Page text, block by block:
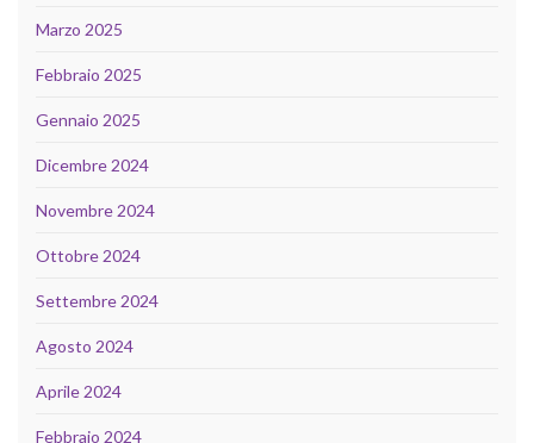
Marzo 2025
Febbraio 2025
Gennaio 2025
Dicembre 2024
Novembre 2024
Ottobre 2024
Settembre 2024
Agosto 2024
Aprile 2024
Febbraio 2024